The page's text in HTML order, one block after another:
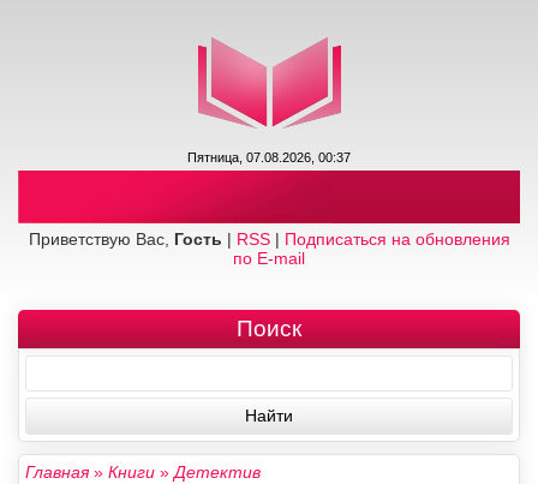
Пятница, 07.08.2026, 00:37
Приветствую Вас, Гость | RSS| Подписаться на обновления
по E-mail
Поиск
Главная» Книги »Детектив